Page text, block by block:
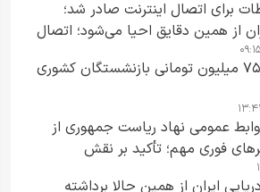
برای اتصال اینترنت صادر شد؛
از همین دقایق احیا می‌شود؛ اتصال
آغاز ثبت‌نام وام ۷۵ میلیون تومانی بازنشستگان کشوری
عمومی نهاد ریاست جمهوری از
فوری مهم؛ تأکید بر نقش
و مسئول در ارتقای آگاهی عمومی
ایران از همین حالا برداشته